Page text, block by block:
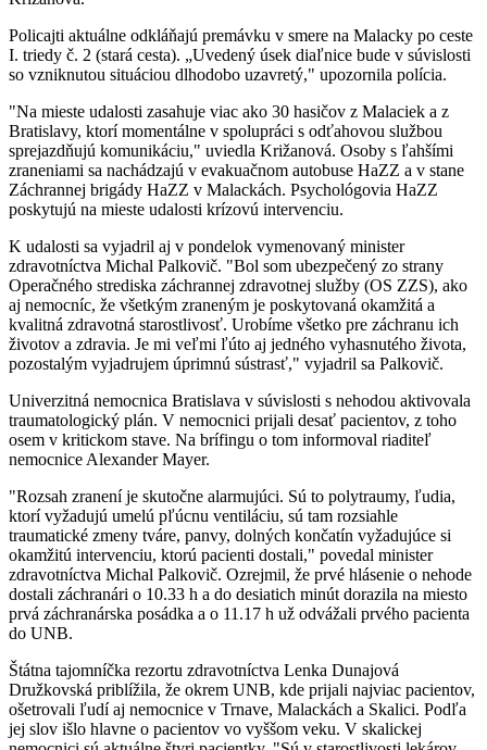
Policajti aktuálne odkláňajú premávku v smere na Malacky po ceste
I. triedy č. 2 (stará cesta). „Uvedený úsek diaľnice bude v súvislosti
so vzniknutou situáciou dlhodobo uzavretý," upozornila polícia.
"Na mieste udalosti zasahuje viac ako 30 hasičov z Malaciek a z
Bratislavy, ktorí momentálne v spolupráci s odťahovou službou
sprejazdňujú komunikáciu," uviedla Križanová. Osoby s ľahšími
zraneniami sa nachádzajú v evakuačnom autobuse HaZZ a v stane
Záchrannej brigády HaZZ v Malackách. Psychológovia HaZZ
poskytujú na mieste udalosti krízovú intervenciu.
K udalosti sa vyjadril aj v pondelok vymenovaný minister
zdravotníctva Michal Palkovič. "Bol som ubezpečený zo strany
Operačného strediska záchrannej zdravotnej služby (OS ZZS), ako
aj nemocníc, že všetkým zraneným je poskytovaná okamžitá a
kvalitná zdravotná starostlivosť. Urobíme všetko pre záchranu ich
životov a zdravia. Je mi veľmi ľúto aj jedného vyhasnutého života,
pozostalým vyjadrujem úprimnú sústrasť," vyjadril sa Palkovič.
Univerzitná nemocnica Bratislava v súvislosti s nehodou aktivovala
traumatologický plán. V nemocnici prijali desať pacientov, z toho
osem v kritickom stave. Na brífingu o tom informoval riaditeľ
nemocnice Alexander Mayer.
"Rozsah zranení je skutočne alarmujúci. Sú to polytraumy, ľudia,
ktorí vyžadujú umelú pľúcnu ventiláciu, sú tam rozsiahle
traumatické zmeny tváre, panvy, dolných končatín vyžadujúce si
okamžitú intervenciu, ktorú pacienti dostali," povedal minister
zdravotníctva Michal Palkovič. Ozrejmil, že prvé hlásenie o nehode
dostali záchranári o 10.33 h a do desiatich minút dorazila na miesto
prvá záchranárska posádka a o 11.17 h už odvážali prvého pacienta
do UNB.
Štátna tajomníčka rezortu zdravotníctva Lenka Dunajová
Družkovská priblížila, že okrem UNB, kde prijali najviac pacientov,
ošetrovali ľudí aj nemocnice v Trnave, Malackách a Skalici. Podľa
jej slov išlo hlavne o pacientov vo vyššom veku. V skalickej